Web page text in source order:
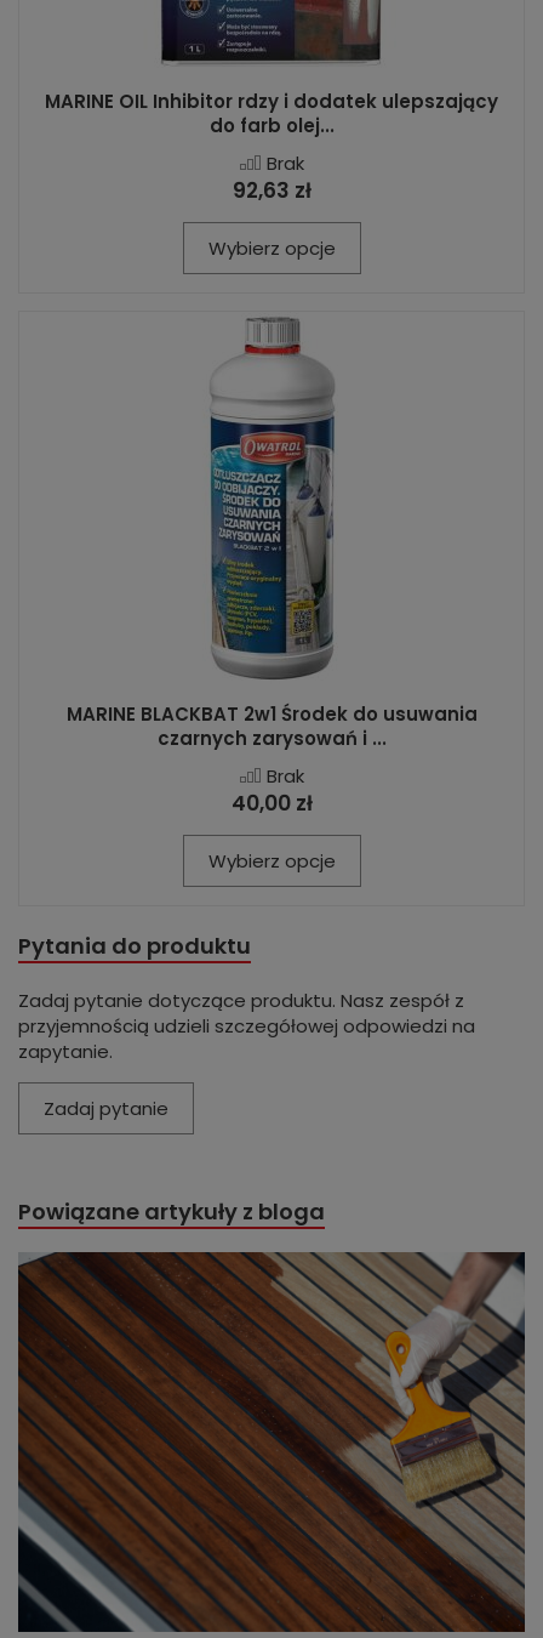
MARINE OIL Inhibitor rdzy i dodatek ulepszający
do farb olej...
Brak
92,63 zł
Wybierz opcje
MARINE BLACKBAT 2w1 Środek do usuwania
czarnych zarysowań i ...
Brak
40,00 zł
Wybierz opcje
Pytania do produktu
Zadaj pytanie dotyczące produktu. Nasz zespół z
przyjemnością udzieli szczegółowej odpowiedzi na
zapytanie.
Zadaj pytanie
Powiązane artykuły z bloga